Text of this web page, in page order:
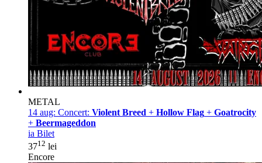
METAL
14 aug: Concert: Violent Breed + Hollow Flag + Goatrocity
+ Beermageddon
ia Bilet
3712 lei
Encore